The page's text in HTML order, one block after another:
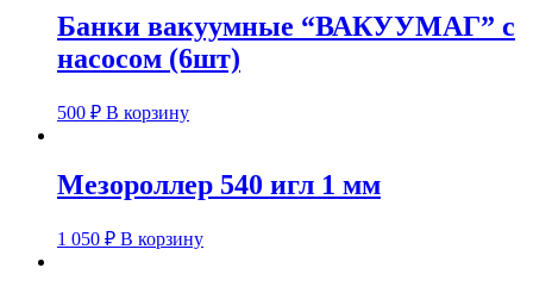
Банки вакуумные “ВАКУУМАГ” с
насосом (6шт)
500 ₽ В корзину
Мезороллер 540 игл 1 мм
1 050 ₽ В корзину